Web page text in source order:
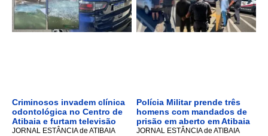
Criminosos invadem clínica
odontológica no Centro de
Atibaia e furtam televisão
JORNAL ESTÂNCIA de ATIBAIA
Polícia Militar prende três
homens com mandados de
prisão em aberto em Atibaia
JORNAL ESTÂNCIA de ATIBAIA